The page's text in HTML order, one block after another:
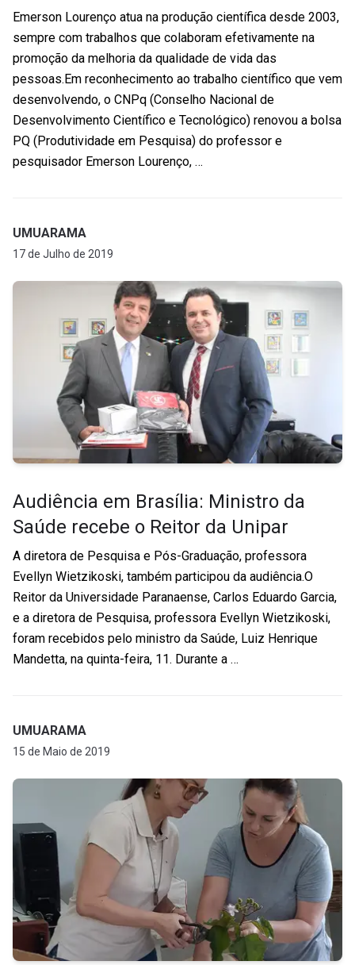
Emerson Lourenço atua na produção científica desde 2003,
sempre com trabalhos que colaboram efetivamente na
promoção da melhoria da qualidade de vida das
pessoas.Em reconhecimento ao trabalho científico que vem
desenvolvendo, o CNPq (Conselho Nacional de
Desenvolvimento Científico e Tecnológico) renovou a bolsa
PQ (Produtividade em Pesquisa) do professor e
pesquisador Emerson Lourenço, …
UMUARAMA
17 de Julho de 2019
Audiência em Brasília: Ministro da
Saúde recebe o Reitor da Unipar
A diretora de Pesquisa e Pós-Graduação, professora
Evellyn Wietzikoski, também participou da audiência.O
Reitor da Universidade Paranaense, Carlos Eduardo Garcia,
e a diretora de Pesquisa, professora Evellyn Wietzikoski,
foram recebidos pelo ministro da Saúde, Luiz Henrique
Mandetta, na quinta-feira, 11. Durante a …
UMUARAMA
15 de Maio de 2019